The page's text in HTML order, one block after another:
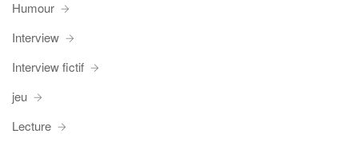
Humour
Interview
Interview fictif
jeu
Lecture